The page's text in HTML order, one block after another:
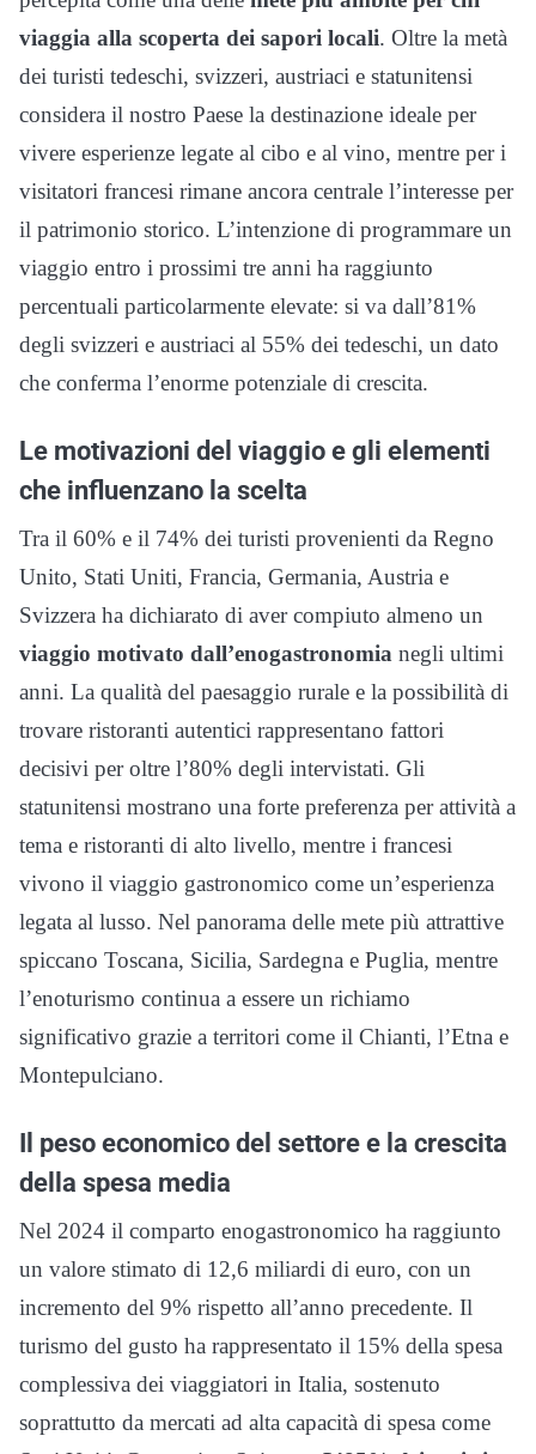
viaggia alla scoperta dei sapori locali. Oltre la metà
dei turisti tedeschi, svizzeri, austriaci e statunitensi
considera il nostro Paese la destinazione ideale per
vivere esperienze legate al cibo e al vino, mentre per i
visitatori francesi rimane ancora centrale l’interesse per
il patrimonio storico. L’intenzione di programmare un
viaggio entro i prossimi tre anni ha raggiunto
percentuali particolarmente elevate: si va dall’81%
degli svizzeri e austriaci al 55% dei tedeschi, un dato
che conferma l’enorme potenziale di crescita.
Le motivazioni del viaggio e gli elementi
che influenzano la scelta
Tra il 60% e il 74% dei turisti provenienti da Regno
Unito, Stati Uniti, Francia, Germania, Austria e
Svizzera ha dichiarato di aver compiuto almeno un
viaggio motivato dall’enogastronomia negli ultimi
anni. La qualità del paesaggio rurale e la possibilità di
trovare ristoranti autentici rappresentano fattori
decisivi per oltre l’80% degli intervistati. Gli
statunitensi mostrano una forte preferenza per attività a
tema e ristoranti di alto livello, mentre i francesi
vivono il viaggio gastronomico come un’esperienza
legata al lusso. Nel panorama delle mete più attrattive
spiccano Toscana, Sicilia, Sardegna e Puglia, mentre
l’enoturismo continua a essere un richiamo
significativo grazie a territori come il Chianti, l’Etna e
Montepulciano.
Il peso economico del settore e la crescita
della spesa media
Nel 2024 il comparto enogastronomico ha raggiunto
un valore stimato di 12,6 miliardi di euro, con un
incremento del 9% rispetto all’anno precedente. Il
turismo del gusto ha rappresentato il 15% della spesa
complessiva dei viaggiatori in Italia, sostenuto
soprattutto da mercati ad alta capacità di spesa come